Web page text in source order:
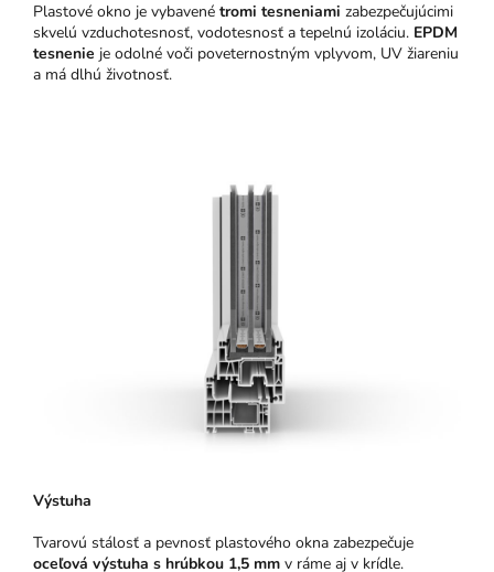
Plastové okno je vybavené tromi tesneniami zabezpečujúcimi
skvelú vzduchotesnosť, vodotesnosť a tepelnú izoláciu. EPDM
tesnenie je odolné voči poveternostným vplyvom, UV žiareniu
a má dlhú životnosť.
Výstuha
Tvarovú stálosť a pevnosť plastového okna zabezpečuje
oceľová výstuha s hrúbkou 1,5 mm v ráme aj v krídle.